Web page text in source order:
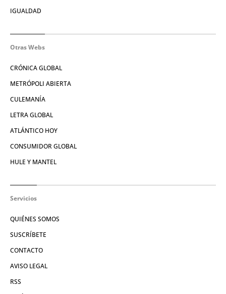
IGUALDAD
Otras Webs
CRÓNICA GLOBAL
METRÓPOLI ABIERTA
CULEMANÍA
LETRA GLOBAL
ATLÁNTICO HOY
CONSUMIDOR GLOBAL
HULE Y MANTEL
Servicios
QUIÉNES SOMOS
SUSCRÍBETE
CONTACTO
AVISO LEGAL
RSS